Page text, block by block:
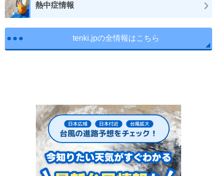
熱中症情報
tenki.jpの全情報はこちら